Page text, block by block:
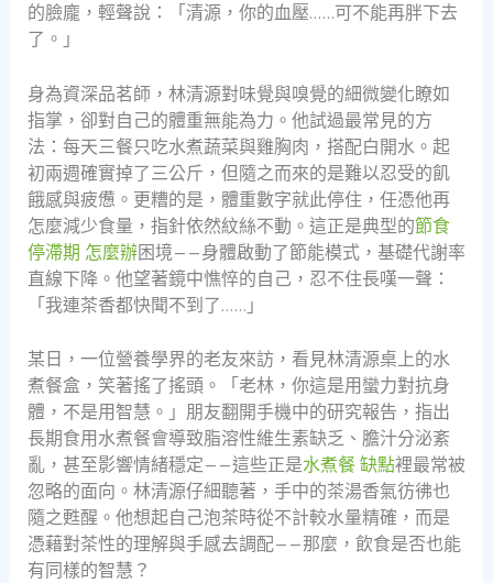
的臉龐，輕聲說：「清源，你的血壓……可不能再胖下去
了。」
身為資深品茗師，林清源對味覺與嗅覺的細微變化瞭如
指掌，卻對自己的體重無能為力。他試過最常見的方
法：每天三餐只吃水煮蔬菜與雞胸肉，搭配白開水。起
初兩週確實掉了三公斤，但隨之而來的是難以忍受的飢
餓感與疲憊。更糟的是，體重數字就此停住，任憑他再
怎麼減少食量，指針依然紋絲不動。這正是典型的節食
停滯期 怎麼辦困境——身體啟動了節能模式，基礎代謝率
直線下降。他望著鏡中憔悴的自己，忍不住長嘆一聲：
「我連茶香都快聞不到了……」
某日，一位營養學界的老友來訪，看見林清源桌上的水
煮餐盒，笑著搖了搖頭。「老林，你這是用蠻力對抗身
體，不是用智慧。」朋友翻開手機中的研究報告，指出
長期食用水煮餐會導致脂溶性維生素缺乏、膽汁分泌紊
亂，甚至影響情緒穩定——這些正是水煮餐 缺點裡最常被
忽略的面向。林清源仔細聽著，手中的茶湯香氣彷彿也
隨之甦醒。他想起自己泡茶時從不計較水量精確，而是
憑藉對茶性的理解與手感去調配——那麼，飲食是否也能
有同樣的智慧？